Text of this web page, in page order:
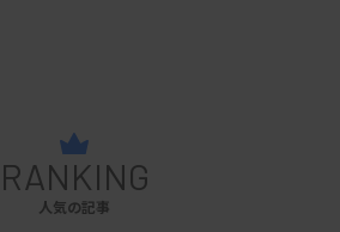
RANKING
人気の記事